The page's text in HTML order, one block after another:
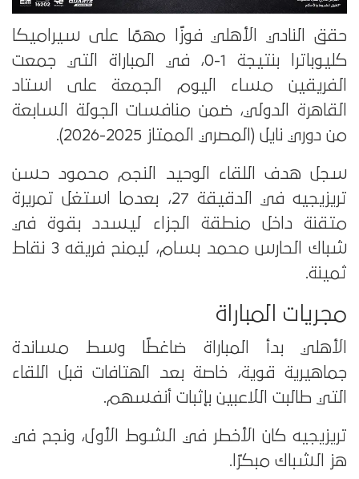
حقق النادي الأهلي فوزًا مهمًا على سيراميكا
كليوباترا بنتيجة 1-0، في المباراة التي جمعت
الفريقين مساء اليوم الجمعة على استاد
القاهرة الدولي، ضمن منافسات الجولة السابعة
من دوري نايل (المصري الممتاز 2025-2026).
سجل هدف اللقاء الوحيد النجم محمود حسن
تريزيجيه في الدقيقة 27، بعدما استغل تمريرة
متقنة داخل منطقة الجزاء ليسدد بقوة في
شباك الحارس محمد بسام، ليمنح فريقه 3 نقاط
ثمينة.
مجريات المباراة
الأهلي بدأ المباراة ضاغطًا وسط مساندة
جماهيرية قوية، خاصة بعد الهتافات قبل اللقاء
التي طالبت اللاعبين بإثبات أنفسهم.
تريزيجيه كان الأخطر في الشوط الأول، ونجح في
هز الشباك مبكرًا.